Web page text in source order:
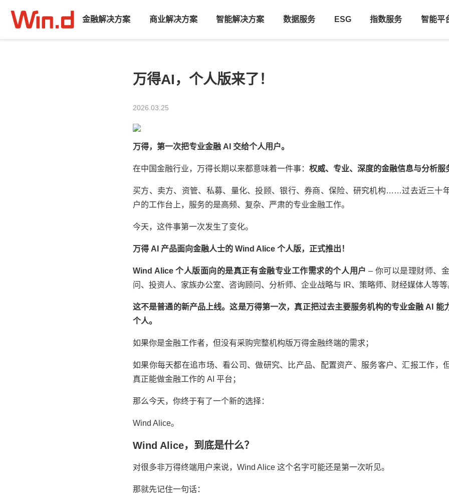
金融解决方案 商业解决方案 智能解决方案 数据服务 ESG 指数服务 智能平
万得AI，个人版来了！
2026.03.25
万得，第一次把专业金融 AI 交给个人用户。
在中国金融行业， 万得长期以来都意味着一件事： 权威、专业、深度的金融信息与分析服
买方、卖方、资管、私募、量化、投顾、银行、券商、保险、研究机构……过去近三十
户的工作台上，服务的是高频、复杂、严肃的专业金融工作。
今天，这件事第一次发生了变化。
万得 AI 产品面向金融人士的 Wind Alice 个人版，正式推出！
Wind Alice 个人版面向的是真正有金融专业工作需求的个人用户 – 你可以是理财师、
问、投资人、家族办公室、咨询顾问、分析师、企业战略与 IR、策略师、财经媒体人等等
这不是普通的新产品上线。这是万得第一次，真正把过去主要服务机构的专业金融 AI 能
个人。
如果你是金融工作者，但没有采购完整机构版万得金融终端的需求；
如果你每天都在追市场、看公司、做研究、比产品、配置资产、服务客户、汇报工作，
真正能做金融工作的 AI 平台；
那么今天，你终于有了一个新的选择：
Wind Alice。
Wind Alice，到底是什么？
对很多非万得终端用户来说，Wind Alice 这个名字可能还是第一次听见。
那就先记住一句话：